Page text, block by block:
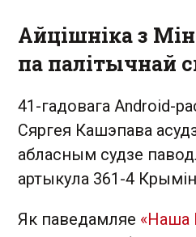
Айцішніка з
па палітычнай
41-гадовага Android-
Сяргея Кашэпава
абласным судзе
артыкула 361-4
Як паведамляе «Наша